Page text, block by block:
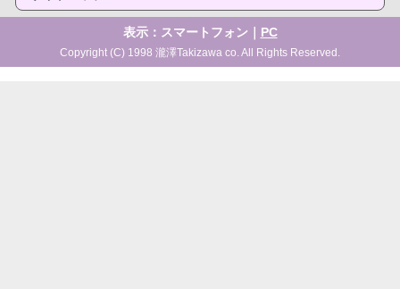
表示：スマートフォン｜ PC
Copyright (C) 1998 瀧澤Takizawa co. All Rights Reserved.